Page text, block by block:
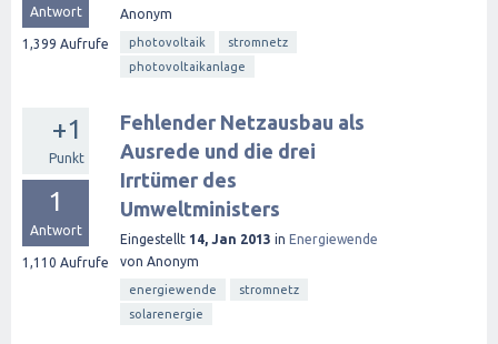
Antwort
1,399 Aufrufe
Anonym
photovoltaik
stromnetz
photovoltaikanlage
+1
Punkt
1
Antwort
1,110 Aufrufe
Fehlender Netzausbau als
Ausrede und die drei
Irrtümer des
Umweltministers
Eingestellt 14, Jan 2013 in Energiewende
von Anonym
energiewende
stromnetz
solarenergie